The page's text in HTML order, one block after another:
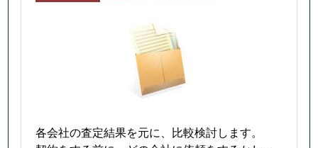
各会社の査定結果を元に、比較検討します。